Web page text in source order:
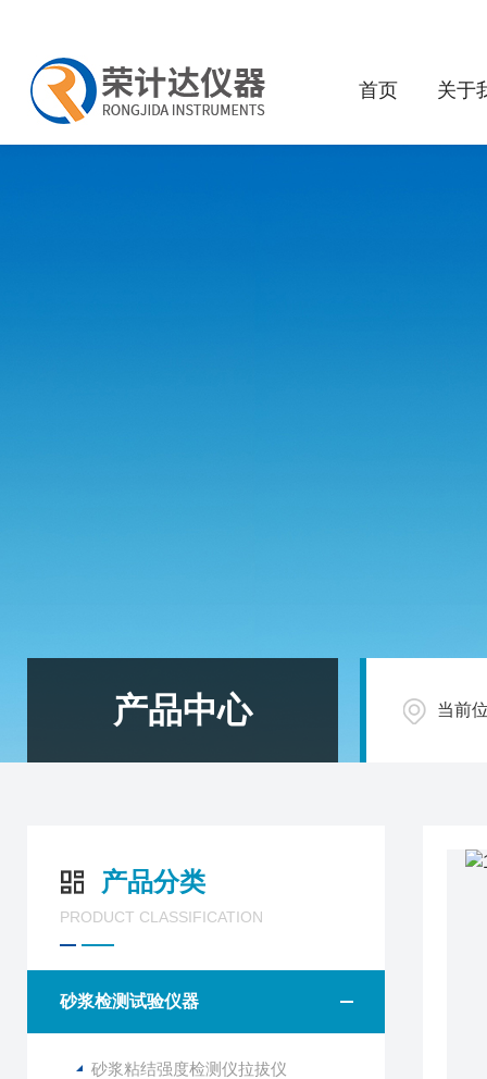
首页 关于
产品中心 当前
产品分类
PRODUCT CLASSIFICATION
砂浆检测试验仪器
砂浆粘结强度检测仪拉拔仪